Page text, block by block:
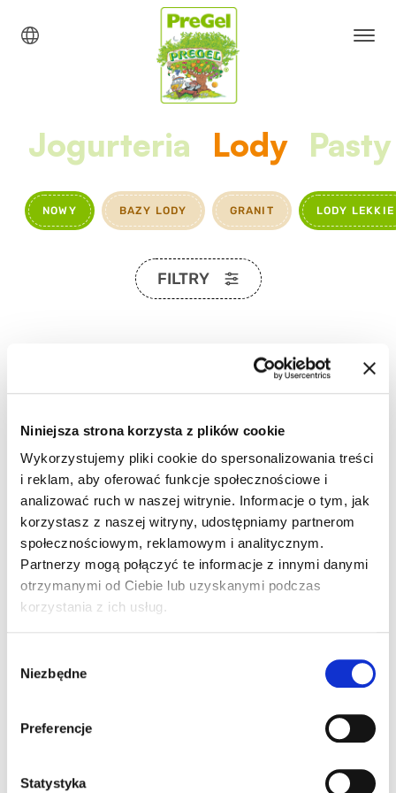
Niniejsza strona korzysta z plików cookie
Wykorzystujemy pliki cookie do spersonalizowania treści
i reklam, aby oferować funkcje społecznościowe i
analizować ruch w naszej witrynie. Informacje o tym, jak
korzystasz z naszej witryny, udostępniamy partnerom
społecznościowym, reklamowym i analitycznym.
Partnerzy mogą połączyć te informacje z innymi danymi
otrzymanymi od Ciebie lub uzyskanymi podczas
korzystania z ich usług.
zgody
Niezbędne
Preferencje
Statystyka
Jogurteria Lody Pasty
NOWY BAZY LODY GRANIT LODY LEKKIE
FILTRY
BAZA OWOCOWA
NATURALNA ZERO WMD
68428
Szczegóły produktu
Staramy się wejść w rolę klienta i odgadnąć wszystkie
życzenia i potrzeby. Chcemy być wiarygodnym doradcą w